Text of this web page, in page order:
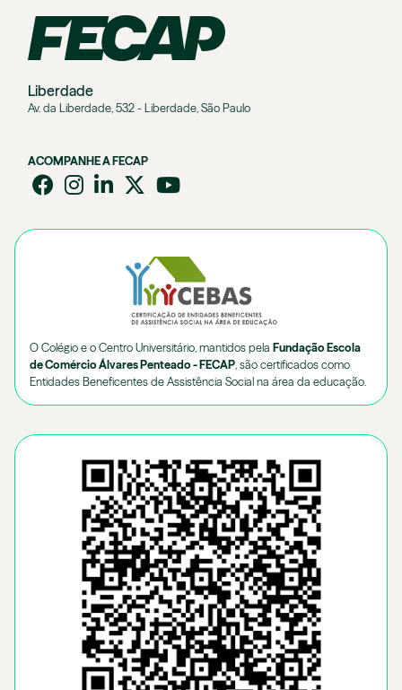
Liberdade
Av. da Liberdade, 532 - Liberdade, São Paulo
ACOMPANHE A FECAP
O Colégio e o Centro Universitário, mantidos pela Fundação Escola
de Comércio Álvares Penteado - FECAP , são certificados como
Entidades Beneficentes de Assistência Social na área da educação.